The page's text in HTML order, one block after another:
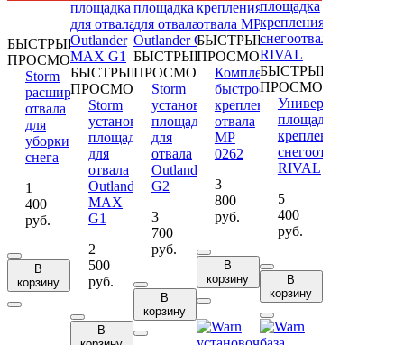
БЫСТРЫЙ
ПРОСМОТР
Storm
расширитель
отвала
для
уборки
снега
1
400
руб.
В
корзину
БЫСТРЫЙ
ПРОСМОТР
Storm
установочная
площадка
для
отвала
Outlander
MAX
G1
2
500
руб.
В
БЫСТРЫЙ
ПРОСМОТР
Storm
установочная
площадка
для
отвала
Outlander
G2
3
700
руб.
В
корзину
БЫСТРЫЙ
ПРОСМОТР
Комплект
быстросъемного
крепления
отвала
МР
0262
3
800
руб.
В
корзину
БЫСТРЫЙ
ПРОСМОТР
Универсальная
площадка
крепления
снегоотвала
RIVAL
5
400
руб.
В
корзину